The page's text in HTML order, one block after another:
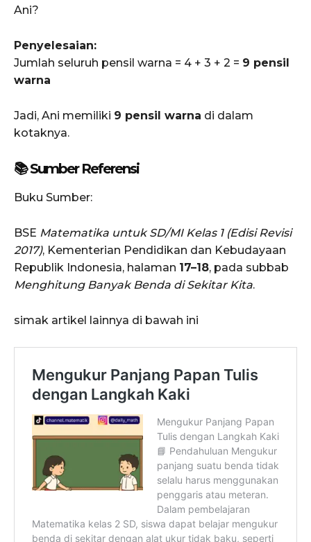
Ani?
Penyelesaian:
Jumlah seluruh pensil warna = 4 + 3 + 2 = 9 pensil
warna
Jadi, Ani memiliki 9 pensil warna di dalam
kotaknya.
📚 Sumber Referensi
Buku Sumber:
BSE Matematika untuk SD/MI Kelas 1 (Edisi Revisi
2017), Kementerian Pendidikan dan Kebudayaan
Republik Indonesia, halaman 17–18, pada subbab
Menghitung Banyak Benda di Sekitar Kita.
simak artikel lainnya di bawah ini